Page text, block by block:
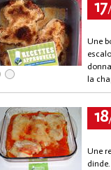
17
Une
la
18
Une